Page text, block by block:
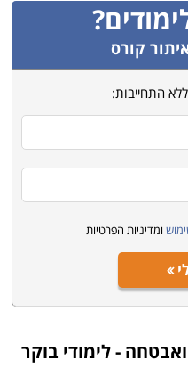
קורס
התחייבות:
ומדיניות הפרטיות
ואבטחה - לימודי בוקר